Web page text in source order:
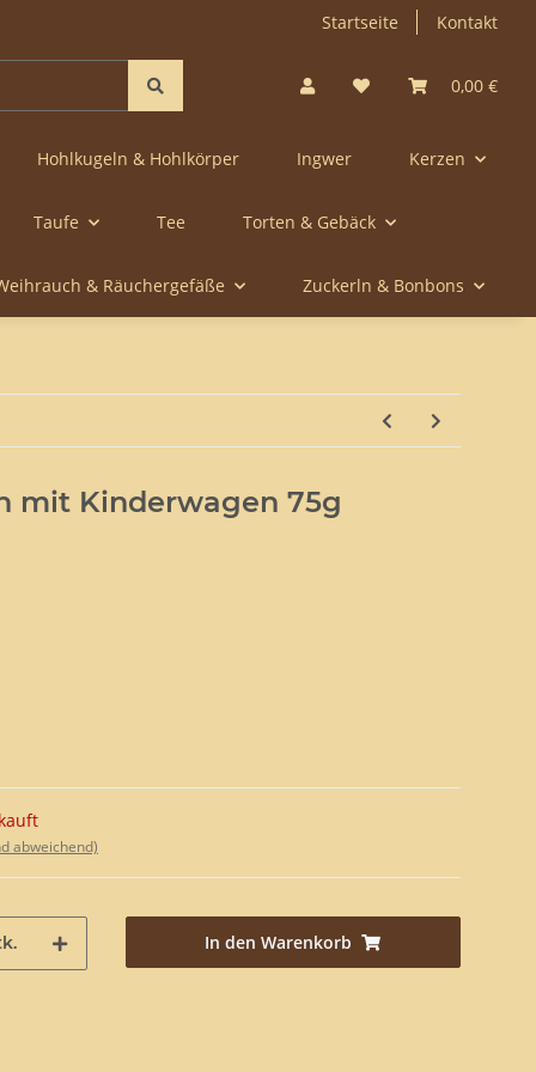
Startseite Kontakt
0,00 €
Hohlkugeln & Hohlkörper Ingwer Kerzen
Taufe Tee Torten & Gebäck
& Räuchergefäße Zuckerln & Bonbons
mit Kinderwagen 75g
abweichend)
In den Warenkorb